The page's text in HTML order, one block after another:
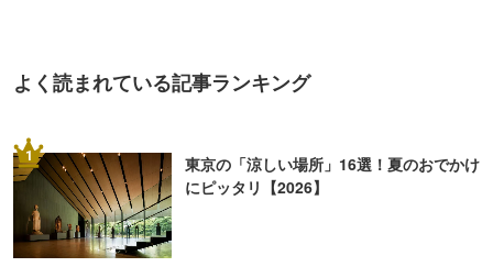
よく読まれている記事ランキング
1
東京の「涼しい場所」16選！夏のおでかけ
にピッタリ【2026】